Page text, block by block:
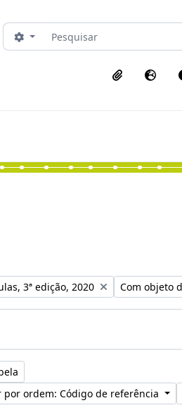
Pesquisar
Opções de busca
Área deIdioma
3ª edição, 2020 Remover
Com objeto
por ordem: Código de referência